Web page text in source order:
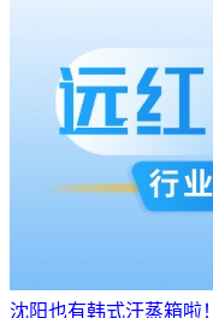
沈阳也有韩式汗蒸箱啦！